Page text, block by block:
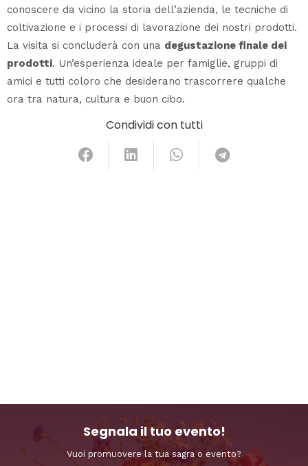
conoscere da vicino la storia dell’azienda, le tecniche di
coltivazione e i processi di lavorazione dei nostri prodotti.
La visita si concluderà con una degustazione finale dei
prodotti. Un’esperienza ideale per famiglie, gruppi di
amici e tutti coloro che desiderano trascorrere qualche
ora tra natura, cultura e buon cibo.
Condividi con tutti
Segnala il tuo evento!
Vuoi promuovere la tua sagra o evento?